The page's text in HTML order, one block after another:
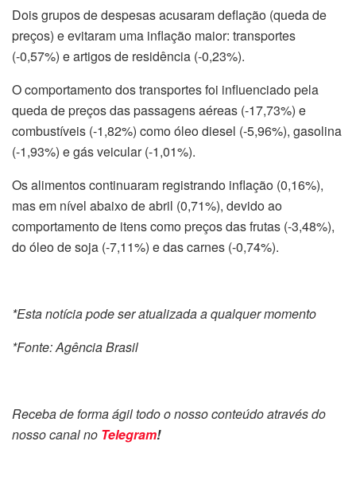
Dois grupos de despesas acusaram deflação (queda de
preços) e evitaram uma inflação maior: transportes
(-0,57%) e artigos de residência (-0,23%).
O comportamento dos transportes foi influenciado pela
queda de preços das passagens aéreas (-17,73%) e
combustíveis (-1,82%) como óleo diesel (-5,96%), gasolina
(-1,93%) e gás veicular (-1,01%).
Os alimentos continuaram registrando inflação (0,16%),
mas em nível abaixo de abril (0,71%), devido ao
comportamento de itens como preços das frutas (-3,48%),
do óleo de soja (-7,11%) e das carnes (-0,74%).
*Esta notícia pode ser atualizada a qualquer momento
*Fonte: Agência Brasil
Receba de forma ágil todo o nosso conteúdo através do
nosso canal no Telegram!